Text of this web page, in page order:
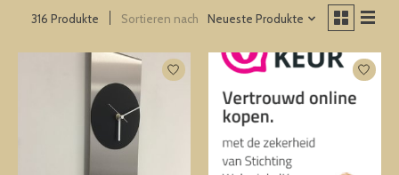
316 Produkte Sortieren nach Neueste Produkte